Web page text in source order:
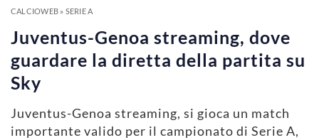
CALCIOWEB» SERIE A
Juventus-Genoa streaming, dove
guardare la diretta della partita su
Sky
Juventus-Genoa streaming, si gioca un match
importante valido per il campionato di Serie A,